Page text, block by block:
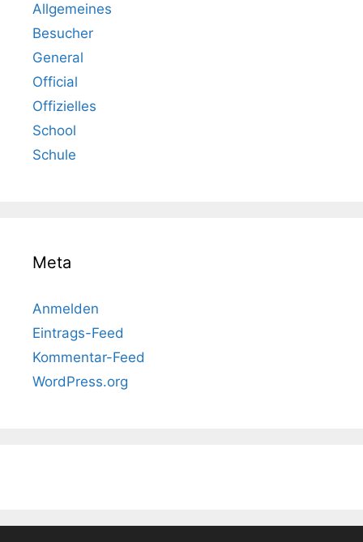
Allgemeines
Besucher
General
Official
Offizielles
School
Schule
Meta
Anmelden
Eintrags-Feed
Kommentar-Feed
WordPress.org